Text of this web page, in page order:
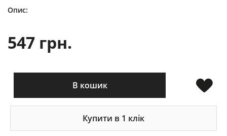
Опис:
547 грн.
В кошик
Купити в 1 клік